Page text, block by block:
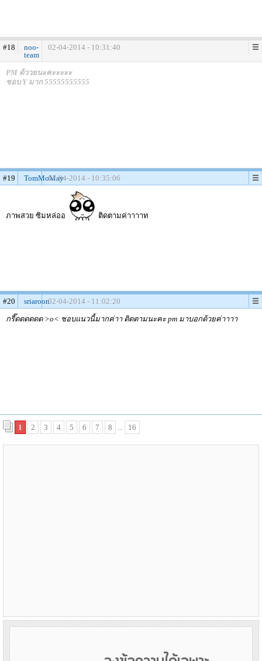
#18
noo-
team
02-04-2014 - 10:31:40
PM ด้ววยนะคะะะะะ
ชอบ Y มาก 55555555555
#19 TomMoMay02-04-2014 - 10:35:06
ภาพสวย ซิมหล่ออ ติดตามค่าาาาท
#20 sriaroon02-04-2014 - 11:02:20
กรี๊ดดดดดด >o< ชอบแนวนี้มากค่าา ติดตามนะคะ pm มาบอกด้วยค่าาาา
1 2 3 4 5 6 7 8 ... 16